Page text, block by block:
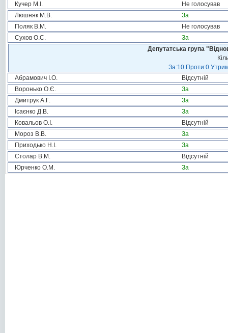
Кучер М.І.
Не голосував
Люшняк М.В.
За
Поляк В.М.
Не голосував
Сухов О.С.
За
Депутатська група
За:10 Проти:0
Абрамович І.О.
Відсутній
Воронько О.Є.
За
Дмитрук А.Г.
За
Ісаєнко Д.В.
За
Ковальов О.І.
Відсутній
Мороз В.В.
За
Приходько Н.І.
За
Столар В.М.
Відсутній
Юрченко О.М.
За